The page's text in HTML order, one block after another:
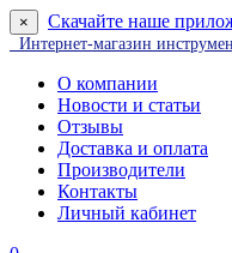
× Скачайте наше
Интернет-магазин
О компании
Новости и статьи
Отзывы
Доставка и оплата
Производители
Контакты
Личный кабинет